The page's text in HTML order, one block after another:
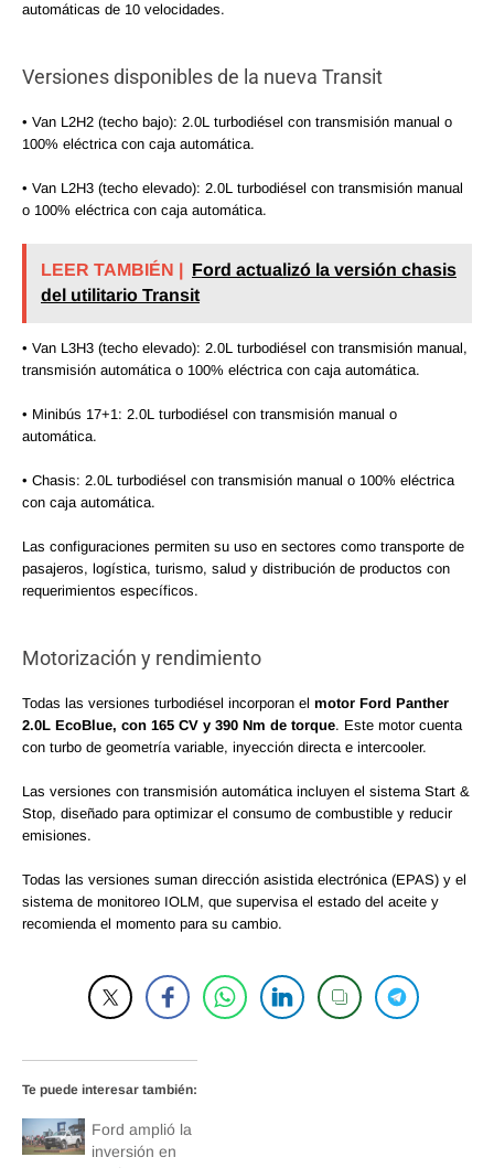
automáticas de 10 velocidades.
Versiones disponibles de la nueva Transit
• Van L2H2 (techo bajo): 2.0L turbodiésel con transmisión manual o
100% eléctrica con caja automática.
• Van L2H3 (techo elevado): 2.0L turbodiésel con transmisión manual
o 100% eléctrica con caja automática.
LEER TAMBIÉN | Ford actualizó la versión chasis
del utilitario Transit
• Van L3H3 (techo elevado): 2.0L turbodiésel con transmisión manual,
transmisión automática o 100% eléctrica con caja automática.
• Minibús 17+1: 2.0L turbodiésel con transmisión manual o
automática.
• Chasis: 2.0L turbodiésel con transmisión manual o 100% eléctrica
con caja automática.
Las configuraciones permiten su uso en sectores como transporte de
pasajeros, logística, turismo, salud y distribución de productos con
requerimientos específicos.
Motorización y rendimiento
Todas las versiones turbodiésel incorporan el motor Ford Panther
2.0L EcoBlue, con 165 CV y 390 Nm de torque. Este motor cuenta
con turbo de geometría variable, inyección directa e intercooler.
Las versiones con transmisión automática incluyen el sistema Start &
Stop, diseñado para optimizar el consumo de combustible y reducir
emisiones.
Todas las versiones suman dirección asistida electrónica (EPAS) y el
sistema de monitoreo IOLM, que supervisa el estado del aceite y
recomienda el momento para su cambio.
Te puede interesar también:
Ford amplió la
inversión en